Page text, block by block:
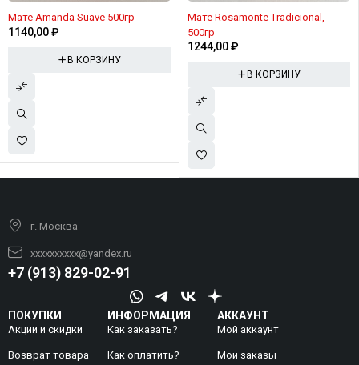
Мате Amanda Suave 500гр
1140,00₽
В КОРЗИНУ
Мате Rosamonte Tradicional,
500гр
1244,00₽
В КОРЗИНУ
г. Москва
xxxxxxxxxx@yandex.ru
+7 (913) 829-02-91
ПОКУПКИ
Акции и скидки
Возврат товара
ИНФОРМАЦИЯ
Как заказать?
Как оплатить?
АККАУНТ
Мой аккаунт
Mои заказы